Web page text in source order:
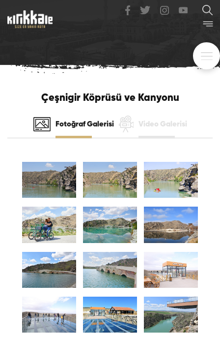
Çeşnigir Köprüsü ve Kanyonu
Fotoğraf Galerisi Video Galerisi